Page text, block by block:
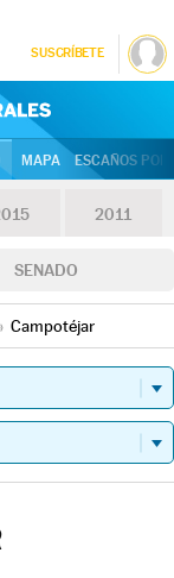
SUSCRÍBETE
MAPA ESCAÑOS
2011
SENADO
Campotéjar